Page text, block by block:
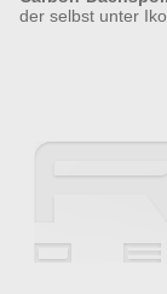
der selbst unter